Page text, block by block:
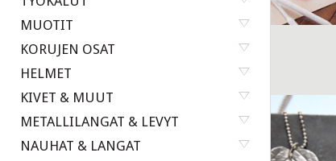
MUOTIT
KORUJEN OSAT
HELMET
KIVET & MUUT
METALLILANGAT & LEVYT
NAUHAT & LANGAT